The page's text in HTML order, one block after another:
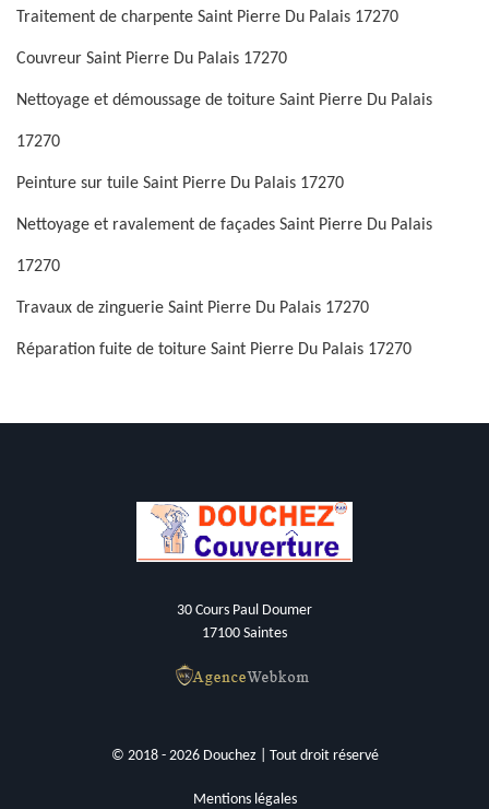
Traitement de charpente Saint Pierre Du Palais 17270
Couvreur Saint Pierre Du Palais 17270
Nettoyage et démoussage de toiture Saint Pierre Du Palais
17270
Peinture sur tuile Saint Pierre Du Palais 17270
Nettoyage et ravalement de façades Saint Pierre Du Palais
17270
Travaux de zinguerie Saint Pierre Du Palais 17270
Réparation fuite de toiture Saint Pierre Du Palais 17270
30 Cours Paul Doumer
17100 Saintes
© 2018 - 2026 Douchez | Tout droit réservé
Mentions légales